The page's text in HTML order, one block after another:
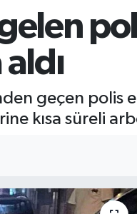
geçen
kısa süreli